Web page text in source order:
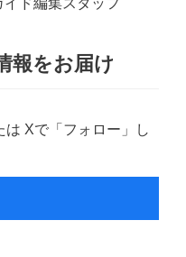
報をお届け
は Xで「フォロー」し